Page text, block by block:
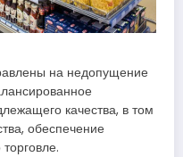
на недопущение
качества, в том
обеспечение